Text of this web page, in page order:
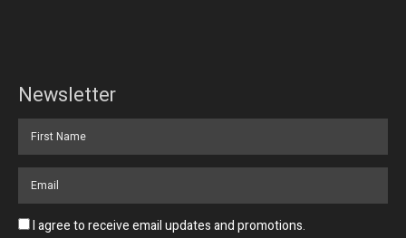
Newsletter
I agree to receive email updates and promotions.